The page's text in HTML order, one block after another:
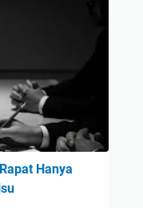
Hanya